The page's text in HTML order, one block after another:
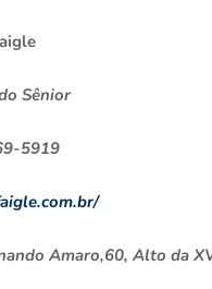
Sênior
5919
Amaro,60, Alto da